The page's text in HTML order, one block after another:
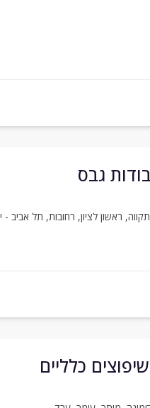
גבס
, ראשון לציון, רחובות, תל אביב -
כלליים